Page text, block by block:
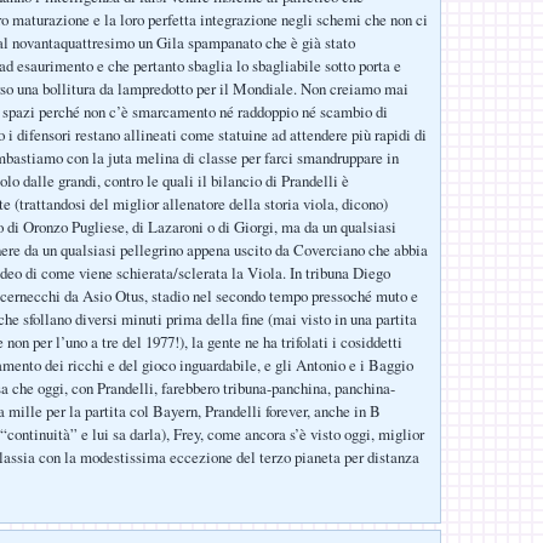
maturazione e la loro perfetta integrazione negli schemi che non ci
novantaquattresimo un Gila spampanato che è già stato
esaurimento e che pertanto sbaglia lo sbagliabile sotto porta e
una bollitura da lampredotto per il Mondiale. Non creiamo mai
perché non c’è smarcamento né raddoppio né scambio di
i difensori restano allineati come statuine ad attendere più rapidi di
con la juta melina di classe per farci smandruppare in
dalle grandi, contro le quali il bilancio di Prandelli è
(trattandosi del miglior allenatore della storia viola, dicono)
Oronzo Pugliese, di Lazaroni o di Giorgi, ma da un qualsiasi
da un qualsiasi pellegrino appena uscito da Coverciano che abbia
di come viene schierata/sclerata la Viola. In tribuna Diego
da Asio Otus, stadio nel secondo tempo pressoché muto e
sfollano diversi minuti prima della fine (mai visto in una partita
non per l’uno a tre del 1977!), la gente ne ha trifolati i cosiddetti
dei ricchi e del gioco inguardabile, e gli Antonio e i Baggio
che oggi, con Prandelli, farebbero tribuna-panchina, panchina-
mille per la partita col Bayern, Prandelli forever, anche in B
e lui sa darla), Frey, come ancora s’è visto oggi, miglior
con la modestissima eccezione del terzo pianeta per distanza